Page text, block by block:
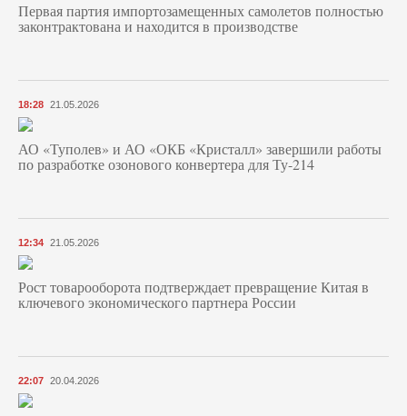
Первая партия импортозамещенных самолетов полностью
законтрактована и находится в производстве
18:28 21.05.2026
АО «Туполев» и АО «ОКБ «Кристалл» завершили работы
по разработке озонового конвертера для Ту-214
12:34 21.05.2026
Рост товарооборота подтверждает превращение Китая в
ключевого экономического партнера России
22:07 20.04.2026